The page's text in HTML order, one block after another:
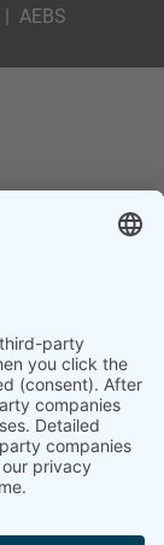
| AEBS